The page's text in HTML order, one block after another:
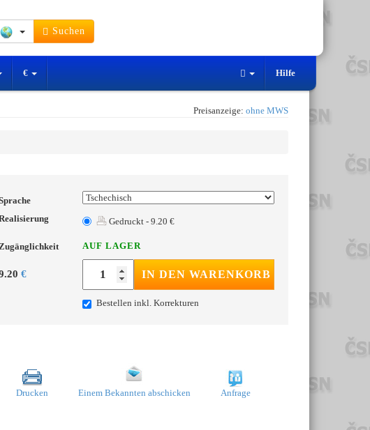
Suchen
€ Hilfe
Preisanzeige: ohne MWS
Gedruckt - 9.20 €
AUF LAGER
€ IN DEN WARENKORB
Bestellen inkl. Korrekturen
Drucken Einem Bekannten abschicken Anfrage